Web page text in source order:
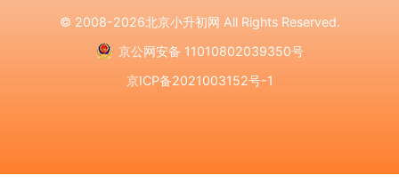
© 2008-2026北京小升初网 All Rights Reserved.
京公网安备 11010802039350号
京ICP备2021003152号-1